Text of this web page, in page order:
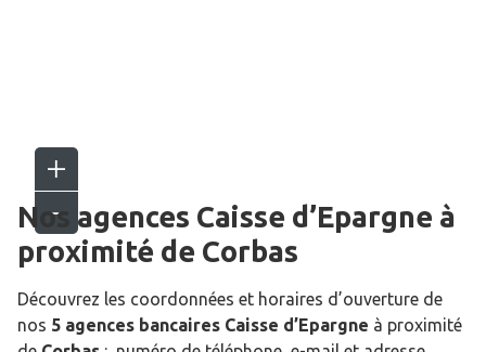
Nos agences Caisse d’Epargne à
proximité de Corbas
Découvrez les coordonnées et horaires d’ouverture de
nos 5 agences bancaires Caisse d’Epargne à proximité